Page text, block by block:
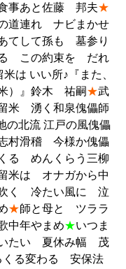
事あと佐藤　邦夫★
道連れ　ナビまかせ
てして孫も　墓参り
　この約束を　だれ
米は いい所♪『また、
）』鈴木　祐嗣★武
米　湧く和泉傀儡師
の北流 江戸の風傀儡
村滑稽　今様か傀儡
る　めんくらう三柳
米は　オナガから中
く　冷たい風に　泣
★師と母と　ツララ
中年やまめ★いつま
たい　夏休み幅　茂
る変わる　安保法